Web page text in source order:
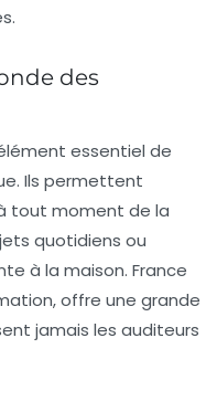
des
essentiel de
Ils permettent
tout moment de la
quotidiens ou
à la maison. France
offre une grande
jamais les auditeurs